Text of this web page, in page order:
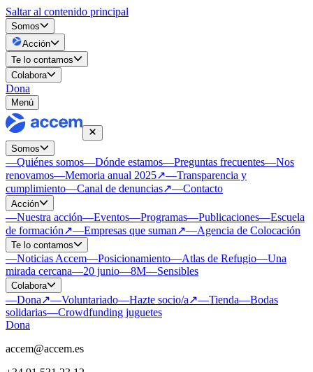
Saltar al contenido principal
Somos
Acción
Te lo contamos
Colabora
Dona
Menú
Somos
—Quiénes somos—Dónde estamos—Preguntas frecuentes—Nos
renovamos—Memoria anual 2025↗—Transparencia y
cumplimiento—Canal de denuncias↗—Contacto
Acción
—Nuestra acción—Eventos—Programas—Publicaciones—Escuela
de formación↗—Empresas que suman↗—Agencia de Colocación
Te lo contamos
—Noticias Accem—Posicionamiento—Atlas de Refugio—Una
mirada cercana—20 junio—8M—Sensibles
Colabora
—Dona↗—Voluntariado—Hazte socio/a↗—Tienda—Bodas
solidarias—Crowdfunding juguetes
Dona
accem@accem.es